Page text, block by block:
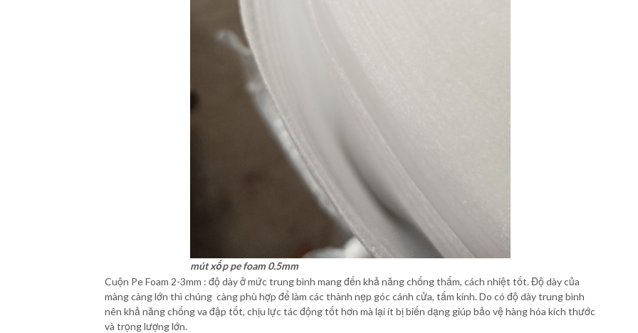
mút xốp pe foam 0.5mm
Cuộn Pe Foam 2-3mm : độ dày ở mức trung bình mang đến khả năng chống thấm, cách nhiệt tốt. Độ dày của
màng càng lớn thì chúng càng phù hợp để làm các thành nẹp góc cánh cửa, tấm kính. Do có độ dày trung bình
nên khả năng chống va đập tốt, chịu lực tác động tốt hơn mà lại ít bị biến dạng giúp bảo vệ hàng hóa kích thước
và trọng lượng lớn.